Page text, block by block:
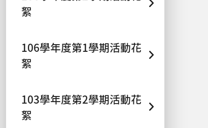
絮
106學年度第1學期活動花
絮
103學年度第2學期活動花
絮